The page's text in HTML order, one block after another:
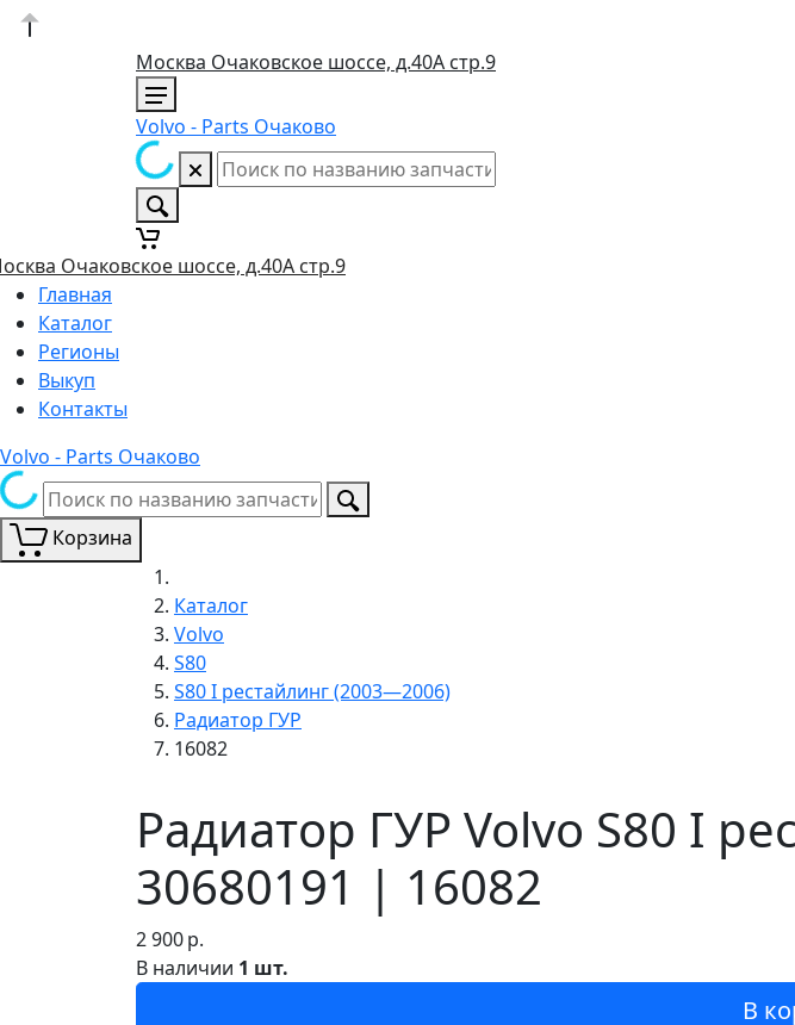
Москва Очаковское шоссе, д.40А стр.9
Volvo - Parts Очаково
Очаковское шоссе, д.40А стр.9
Главная
Каталог
Регионы
Выкуп
Контакты
Volvo - Parts Очаково
Корзина
Каталог
Volvo
S80
S80 I рестайлинг (2003—2006)
Радиатор ГУР
16082
Радиатор ГУР Volvo S80 I
30680191 | 16082
2 900р.
В наличии 1 шт.
В